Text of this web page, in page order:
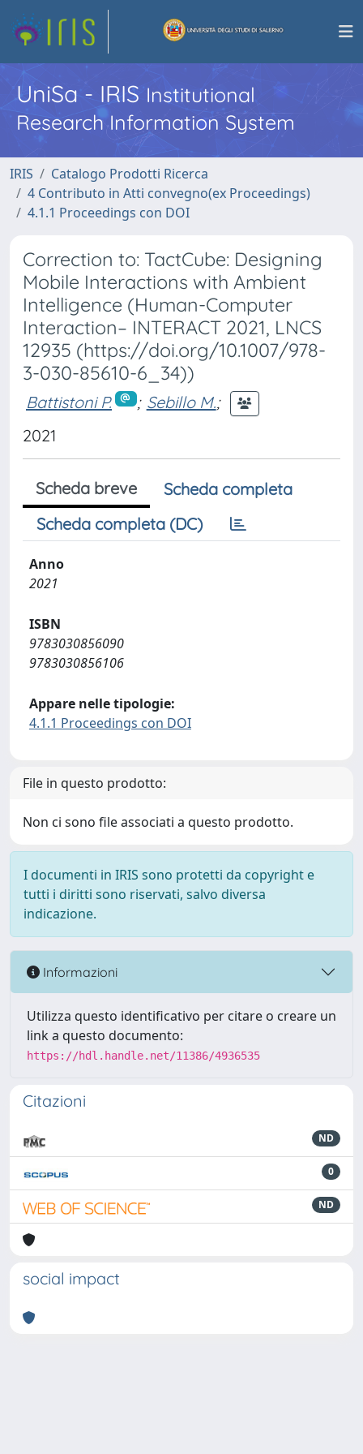
UniSa - IRISInstitutional
Research Information System
IRIS
Catalogo Prodotti Ricerca
4 Contributo in Atti convegno(ex Proceedings)
4.1.1 Proceedings con DOI
Correction to: TactCube: Designing
Mobile Interactions with Ambient
Intelligence (Human-Computer
Interaction– INTERACT 2021, LNCS
12935 (https://doi.org/10.1007/978-
3-030-85610-6_34))
Battistoni P. ; Sebillo M.;
2021
Scheda breve
Scheda completa
Scheda completa (DC)
Anno
2021
ISBN
9783030856090
9783030856106
Appare nelle tipologie:
4.1.1 Proceedings con DOI
File in questo prodotto:
Non ci sono file associati a questo prodotto.
I documenti in IRIS sono protetti da copyright e
tutti i diritti sono riservati, salvo diversa
indicazione.
Informazioni
Utilizza questo identificativo per citare o creare un
link a questo documento:
https://hdl.handle.net/11386/4936535
Citazioni
ND
0
ND
social impact